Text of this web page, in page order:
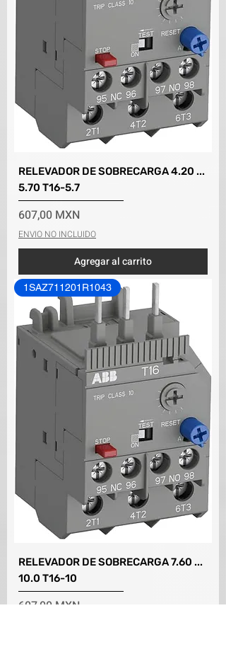
RELEVADOR DE SOBRECARGA 4.20 ...
5.70 T16-5.7
Precio
607,00 MXN
ENVIO NO INCLUIDO
Agregar al carrito
1SAZ711201R1043
RELEVADOR DE SOBRECARGA 7.60 ...
10.0 T16-10
Precio
607,00 MXN